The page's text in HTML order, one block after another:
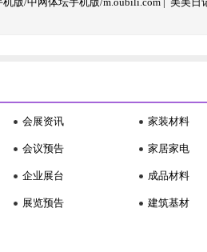
会展资讯
会议预告
企业展台
展览预告
家装材料
家居家电
成品材料
建筑基材